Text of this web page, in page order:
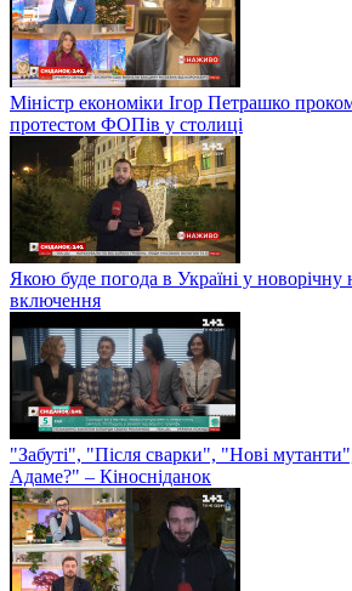
Міністр економіки Ігор Петрашко
протестом ФОПів у столиці
Якою буде погода в Україні у
включення
"Забуті", "Після сварки", "Нові
Адаме?" – Кіносніданок